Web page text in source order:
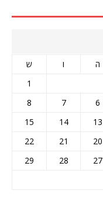
ה ו
ש
1
6
7
8
13
14
15
20
21
22
27
28
29